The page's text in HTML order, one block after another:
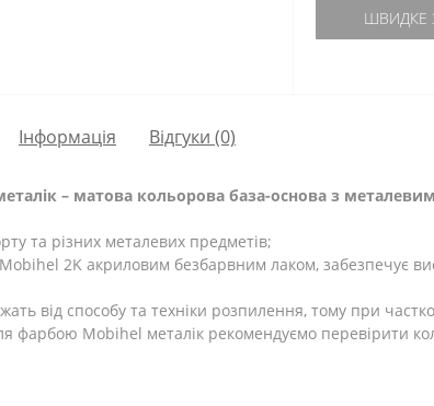
ШВИДКЕ
Інформація Відгуки (0)
– матова кольорова база-основа з
та різних металевих предметів;
2K акриловим безбарвним лаком, забезпечує
від способу та техніки розпилення, тому при
фарбою Mobihel металік рекомендуємо перевірити